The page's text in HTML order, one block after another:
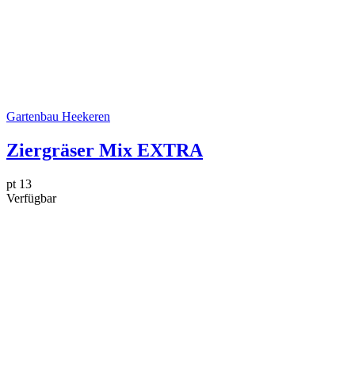
Gartenbau Heekeren
Ziergräser Mix EXTRA
pt 13
Verfügbar